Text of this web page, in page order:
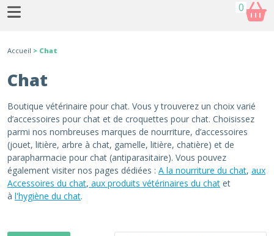
0
Accueil > Chat
Chat
Boutique vétérinaire pour chat. Vous y trouverez un choix varié
d’accessoires pour chat et de croquettes pour chat. Choisissez
parmi nos nombreuses marques de nourriture, d’accessoires
(jouet, litière, arbre à chat, gamelle, litière, chatière) et de
parapharmacie pour chat (antiparasitaire). Vous pouvez
également visiter nos pages dédiées : A la nourriture du chat, aux
Accessoires du chat, aux produits vétérinaires du chat et
à l'hygiène du chat.